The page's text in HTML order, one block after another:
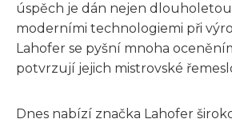
úspěch je dán nejen
moderními technologiemi při
Lahofer se pyšní mnoha
potvrzují jejich mistrovské
Dnes nabízí značka Lahofer